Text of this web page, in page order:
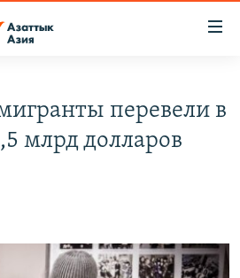
перевели в
млрд долларов